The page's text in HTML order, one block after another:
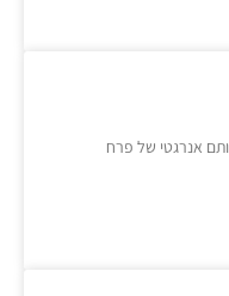
אנרגטי של פרח